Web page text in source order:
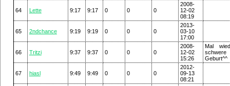
64 Lette 9:17 9:17 0 0 0
2008-
12-02
08:19
65 2ndchance 9:19 9:19 0 0 0
2013-
03-10
17:00
66 Tritzi 9:37 9:37 0 0 0
2008-
12-02
15:26
Mal
schwere
Geburt^^
67 hiasl 9:49 9:49 0 0 0
2012-
09-13
08:21